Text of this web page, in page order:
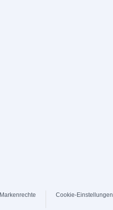
Markenrechte Cookie-Einstellungen